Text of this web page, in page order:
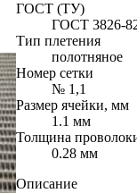
ГОСТ (ТУ)
ГОСТ 3826-
Тип плетения
полотняное
Номер сетки
№ 1,1
Размер ячейки, мм
1.1 мм
Толщина
0.28 мм
Описание